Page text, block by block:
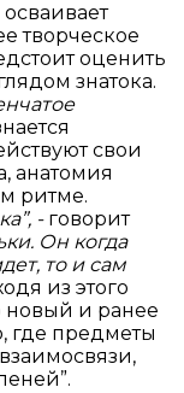
творческое
оценить
знатока.
свои
анатомия
ритме.
- говорит
Он когда
то и сам
из этого
новый и ранее
где предметы